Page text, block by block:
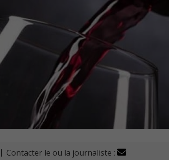
| Contacter le ou la journaliste :